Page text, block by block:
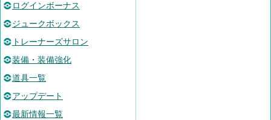
ログインボーナス
ジュークボックス
トレーナーズサロン
装備・装備強化
道具一覧
アップデート
最新情報一覧